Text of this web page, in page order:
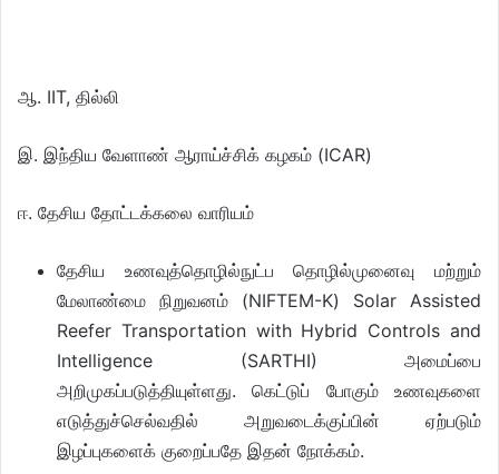
ஆ. IIT, தில்லி
இ. இந்திய வேளாண் ஆராய்ச்சிக் கழகம் (ICAR)
ஈ. தேசிய தோட்டக்கலை வாரியம்
தேசிய உணவுத்தொழில்நுட்ப தொழில்முனைவு மற்றும்
மேலாண்மை நிறுவனம் (NIFTEM-K) Solar Assisted
Reefer Transportation with Hybrid Controls and
Intelligence (SARTHI) அமைப்பை
அறிமுகப்படுத்தியுள்ளது. கெட்டுப் போகும் உணவுகளை
எடுத்துச்செல்வதில் அறுவடைக்குப்பின் ஏற்படும்
இழப்புகளைக் குறைப்பதே இதன் நோக்கம்.